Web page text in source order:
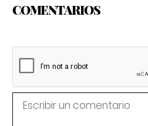
COMENTARIOS